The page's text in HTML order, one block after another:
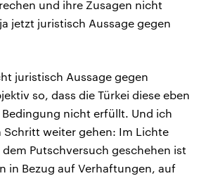
und ihre Zusagen nicht
jetzt juristisch Aussage gegen
juristisch Aussage gegen
so, dass die Türkei diese eben
nicht erfüllt. Und ich
Schritt weiter gehen: Im Lichte
Putschversuch geschehen ist
in Bezug auf Verhaftungen, auf